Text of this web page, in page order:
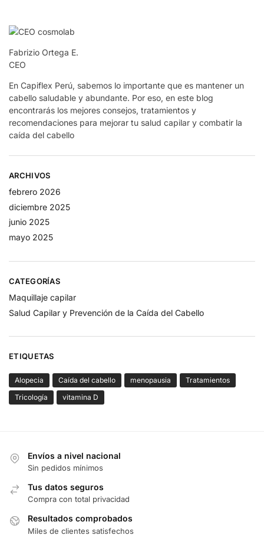
Fabrizio Ortega E.
CEO
En Capiflex Perú, sabemos lo importante que es mantener un
cabello saludable y abundante. Por eso, en este blog
encontrarás los mejores consejos, tratamientos y
recomendaciones para mejorar tu salud capilar y combatir la
caída del cabello
ARCHIVOS
febrero 2026
diciembre 2025
junio 2025
mayo 2025
CATEGORÍAS
Maquillaje capilar
Salud Capilar y Prevención de la Caída del Cabello
ETIQUETAS
Alopecia Caída del cabello menopausia
Tratamientos
Tricología
vitamina D
Envíos a nivel nacional
Sin pedidos mínimos
Tus datos seguros
Compra con total privacidad
Resultados comprobados
Miles de clientes satisfechos